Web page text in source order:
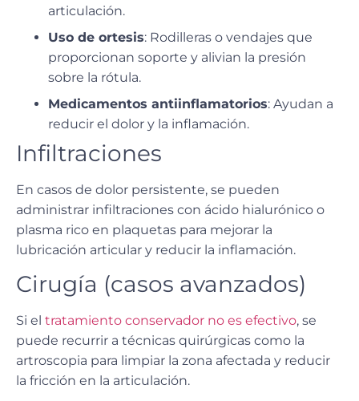
articulación.
Uso de ortesis: Rodilleras o vendajes que
proporcionan soporte y alivian la presión
sobre la rótula.
Medicamentos antiinflamatorios: Ayudan a
reducir el dolor y la inflamación.
Infiltraciones
En casos de dolor persistente, se pueden
administrar infiltraciones con ácido hialurónico o
plasma rico en plaquetas para mejorar la
lubricación articular y reducir la inflamación.
Cirugía (casos avanzados)
Si el tratamiento conservador no es efectivo, se
puede recurrir a técnicas quirúrgicas como la
artroscopia para limpiar la zona afectada y reducir
la fricción en la articulación.